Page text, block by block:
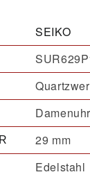
SEIKO
Damenuhr
29 mm
Edelstahl